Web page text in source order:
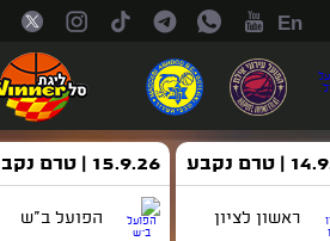
En
טרם נקבע
ראשון לציון
15.9.26 | טרם נקבע
הפועל ב"ש